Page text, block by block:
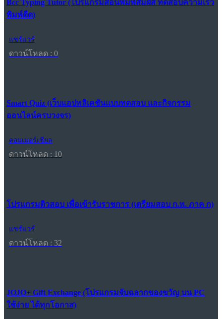
Bcc Typing Tutor (โปรแกรมสอนพิมพ์สัมผัส ทดสอบความเร็ว
พิมพ์ดีด)
แชร์แวร์
ดาวน์โหลด : 0
Smart Quiz (เว็บแอปพลิเคชันแบบทดสอบ และกิจกรรม
ออนไลน์ครบวงจร)
คอมเมอร์เชียล
ดาวน์โหลด : 10
โปรแกรมติวสอบ เพื่อเข้ารับราชการ (เตรียมสอบ ก.พ. ภาค ก)
แชร์แวร์
ดาวน์โหลด : 32
JOJO+ Gift Exchange (โปรแกรมจับฉลากของขวัญ บน PC
ใช้ง่าย ได้ทุกโอกาส)